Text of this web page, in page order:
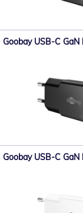
Goobay USB-C
Goobay USB-C